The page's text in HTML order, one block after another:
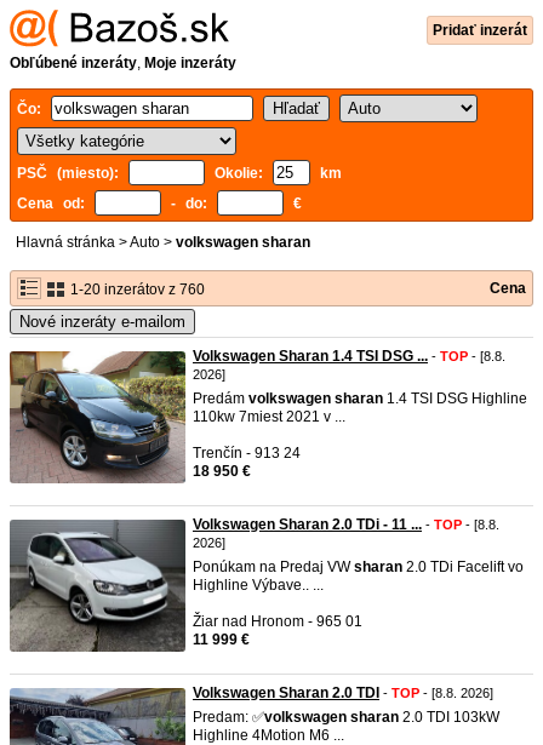
Pridať inzerát
Obľúbené inzeráty, Moje inzeráty
Čo:
PSČ (miesto): Okolie:
km
Cena od:
- do: €
Hlavná stránka >Auto > volkswagen sharan
1-20 inzerátov z 760 Cena
Nové inzeráty e-mailom
Volkswagen Sharan 1.4 TSI DSG ... - TOP - [8.8.
2026]
Predám volkswagen sharan 1.4 TSI DSG Highline
110kw 7miest 2021 v ...
Trenčín - 913 24
18 950 €
Volkswagen Sharan 2.0 TDi - 11 ... - TOP - [8.8.
2026]
Ponúkam na Predaj VWsharan 2.0 TDi Facelift vo
Highline Výbave.. ...
Žiar nad Hronom - 965 01
11 999 €
Volkswagen Sharan 2.0 TDI - TOP - [8.8. 2026]
Predam: ✅volkswagen sharan 2.0 TDI 103kW
Highline 4Motion M6 ...